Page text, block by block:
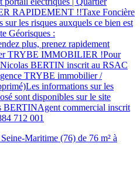
RAPIDEMENT !!Taxe Foncière
les risques auxquels ce bien est
Géorisques :
plus, prenez rapidement
TRYBE IMMOBILIER !Pour
BERTIN inscrit au RSAC
TRYBE immobilier /
informations sur les
sont disponibles sur le site
BERTINAgent commercial inscrit
712 001